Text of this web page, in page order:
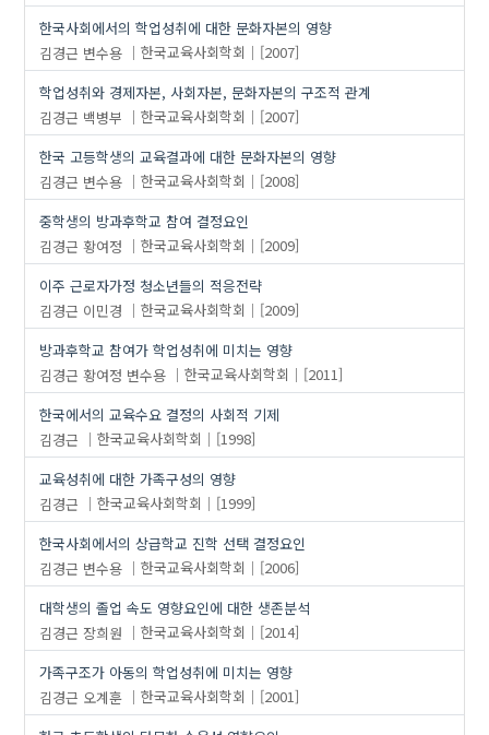
한국사회에서의 학업성취에 대한 문화자본의 영향
김경근 변수용 한국교육사회학회
[2007]
학업성취와 경제자본, 사회자본, 문화자본의 구조적 관계
김경근 백병부 한국교육사회학회
[2007]
한국 고등학생의 교육결과에 대한 문화자본의 영향
김경근 변수용 한국교육사회학회
[2008]
중학생의 방과후학교 참여 결정요인
김경근 황여정 한국교육사회학회
[2009]
이주 근로자가정 청소년들의 적응전략
김경근 이민경 한국교육사회학회
[2009]
방과후학교 참여가 학업성취에 미치는 영향
김경근 황여정 변수용 한국교육사회학회
[2011]
한국에서의 교육수요 결정의 사회적 기제
김경근
한국교육사회학회
[1998]
교육성취에 대한 가족구성의 영향
김경근
한국교육사회학회
[1999]
한국사회에서의 상급학교 진학 선택 결정요인
김경근 변수용 한국교육사회학회
[2006]
대학생의 졸업 속도 영향요인에 대한 생존분석
김경근 장희원 한국교육사회학회
[2014]
가족구조가 아동의 학업성취에 미치는 영향
김경근 오계훈 한국교육사회학회
[2001]